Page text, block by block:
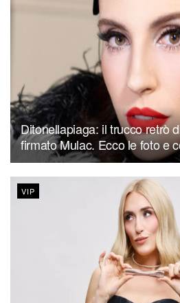
Ditonellapiaga: il trucco retrò
firmato Mulac. Ecco le foto e
VIP